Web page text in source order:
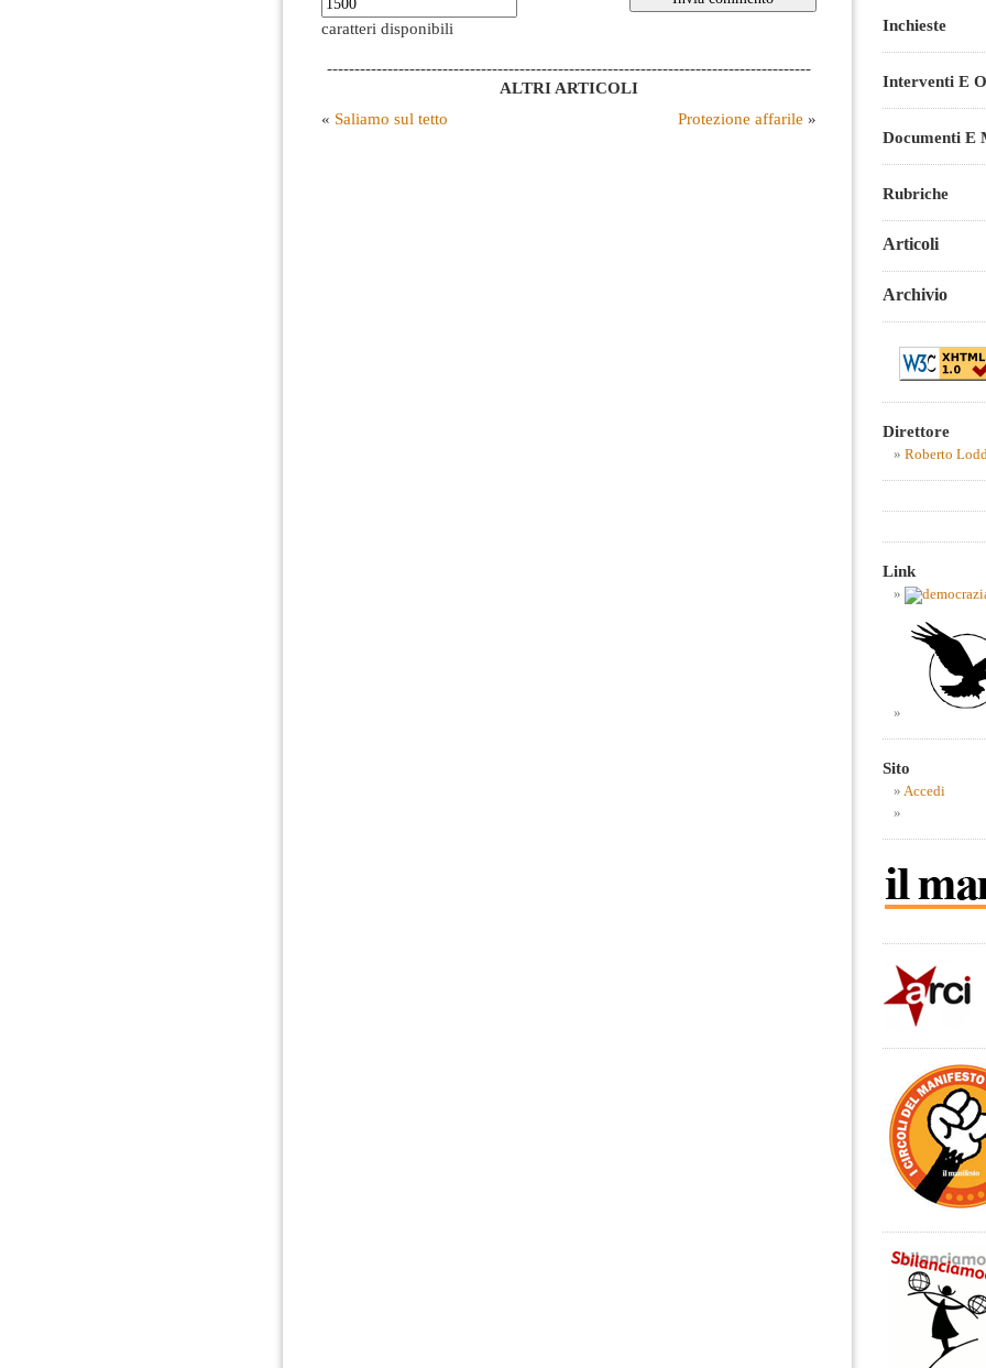
caratteri disponibili
----------------------------------------------------------------------------------------
ALTRI ARTICOLI
« Saliamo sul tetto Protezione affarile »
Inchieste
Interventi E
Documenti E
Rubriche
Articoli
Archivio
Direttore
Roberto
Link
Sito
Accedi